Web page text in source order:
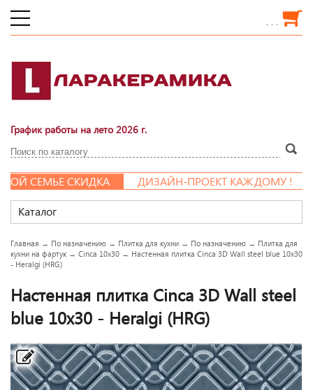
. . .
График работы на лето 2026 г.
СЕМЬЕ СКИДКА
ДИЗАЙН-ПРОЕКТ КАЖДОМУ !
Каталог
Главная → По назначению → Плитка для кухни → По назначению → Плитка для
кухни на фартук → Cinca 10x30 → Настенная плитка Cinca 3D Wall steel blue 10x30
- Heralgi (HRG)
Настенная плитка Cinca 3D Wall steel
blue 10x30 - Heralgi (HRG)